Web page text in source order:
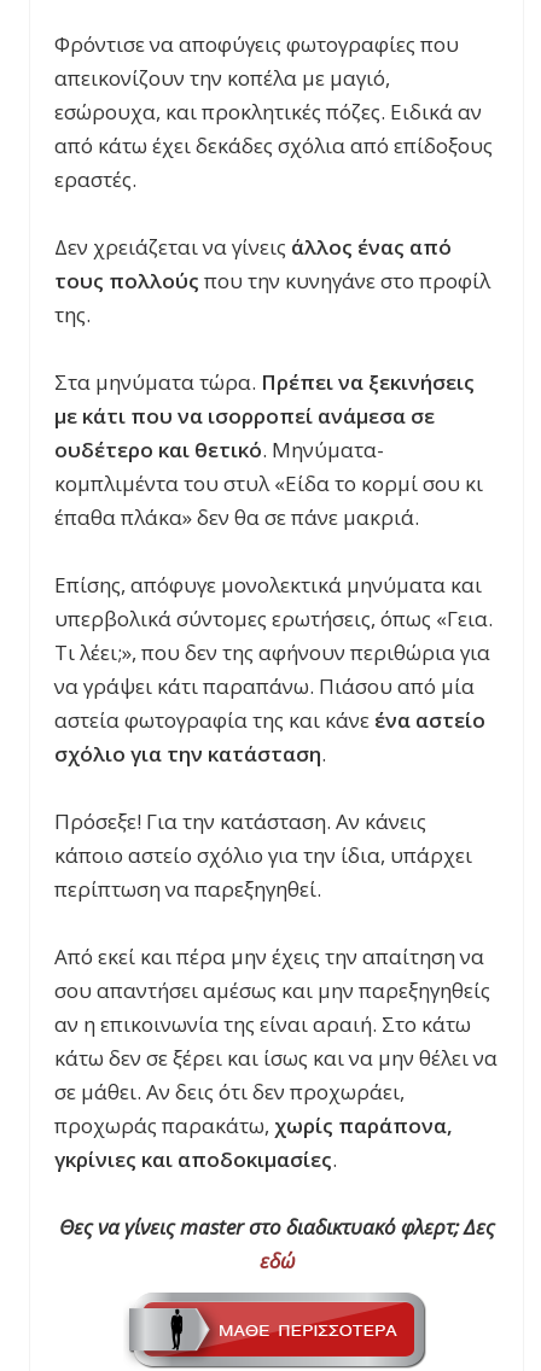
Φρόντισε να αποφύγεις φωτογραφίες που
απεικονίζουν την κοπέλα με μαγιό,
εσώρουχα, και προκλητικές πόζες. Ειδικά αν
από κάτω έχει δεκάδες σχόλια από επίδοξους
εραστές.
Δεν χρειάζεται να γίνεις άλλος ένας από
τους πολλούς που την κυνηγάνε στο προφίλ
της.
Στα μηνύματα τώρα. Πρέπει να ξεκινήσεις
με κάτι που να ισορροπεί ανάμεσα σε
ουδέτερο και θετικό. Μηνύματα-
κομπλιμέντα του στυλ «Είδα το κορμί σου κι
έπαθα πλάκα» δεν θα σε πάνε μακριά.
Επίσης, απόφυγε μονολεκτικά μηνύματα και
υπερβολικά σύντομες ερωτήσεις, όπως «Γεια.
Τι λέει;», που δεν της αφήνουν περιθώρια για
να γράψει κάτι παραπάνω. Πιάσου από μία
αστεία φωτογραφία της και κάνε ένα αστείο
σχόλιο για την κατάσταση.
Πρόσεξε! Για την κατάσταση. Αν κάνεις
κάποιο αστείο σχόλιο για την ίδια, υπάρχει
περίπτωση να παρεξηγηθεί.
Από εκεί και πέρα μην έχεις την απαίτηση να
σου απαντήσει αμέσως και μην παρεξηγηθείς
αν η επικοινωνία της είναι αραιή. Στο κάτω
κάτω δεν σε ξέρει και ίσως και να μην θέλει να
σε μάθει. Αν δεις ότι δεν προχωράει,
προχωράς παρακάτω, χωρίς παράπονα,
γκρίνιες και αποδοκιμασίες.
Θες να γίνεις masterστο διαδικτυακό φλερτ; Δες
εδώ